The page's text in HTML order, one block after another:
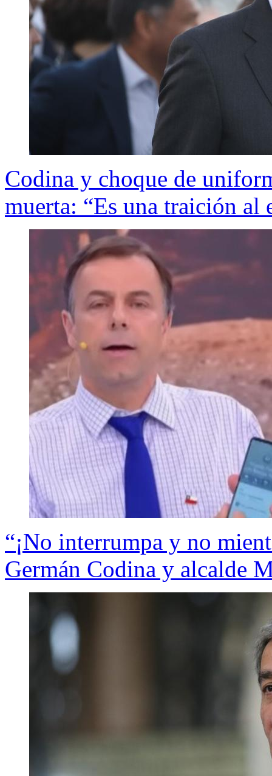
Codina y choque de
muerta: “Es una traición al
“¡No interrumpa y no
Germán Codina y alcalde